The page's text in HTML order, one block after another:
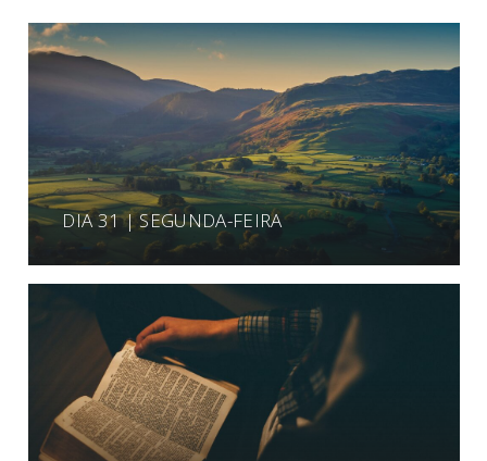
DIA 31 | SEGUNDA-FEIRA